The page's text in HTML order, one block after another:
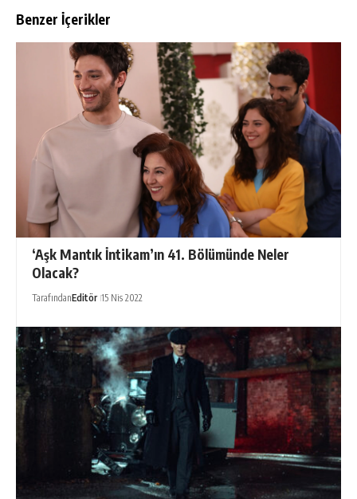
Benzer İçerikler
‘Aşk Mantık İntikam’ın 41. Bölümünde Neler
Olacak?
TarafındanEditör 15 Nis 2022